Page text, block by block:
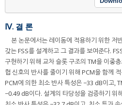
Ⅳ. 결 론
본 논문에서는 레이돔에 적용하기 위한 저
갖는 FSS를 설계하고 그 결과를 보여준다.
구현하기 위해 교차 슬롯 구조의 TM을 이중
협 신호의 반사를 줄이기 위해 PCM을 함께
PCM에 의한 최소 반사 특성은 −33 dB이고,
−0.49 dB이다. 설계의 타당성을 검증하기 위